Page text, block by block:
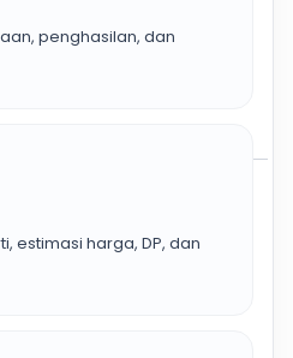
penghasilan, dan
estimasi harga, DP, dan